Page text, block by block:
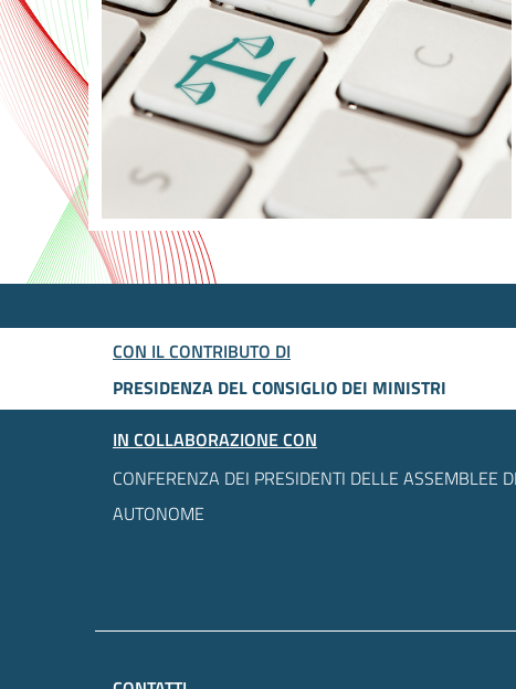
CON IL CONTRIBUTO DI
PRESIDENZA DEL CONSIGLIO DEI MINISTRI
IN COLLABORAZIONE CON
CONFERENZA DEI PRESIDENTI DELLE ASSEMBLEE
AUTONOME